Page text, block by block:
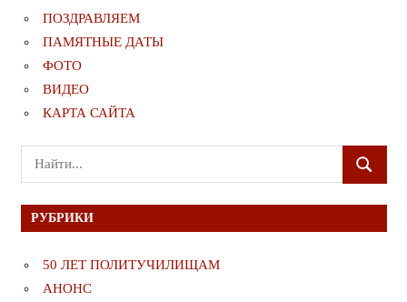
ПОЗДРАВЛЯЕМ
ПАМЯТНЫЕ ДАТЫ
ФОТО
ВИДЕО
КАРТА САЙТА
Поиск
для:
ПОИСК
РУБРИКИ
50 ЛЕТ ПОЛИТУЧИЛИЩАМ
АНОНС